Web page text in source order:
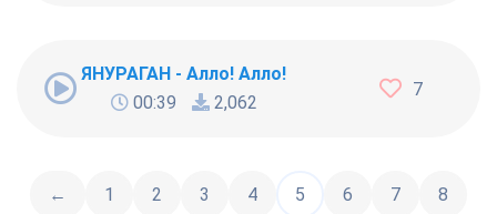
ЯНУРАГАН - Алло! Алло!
00:39
2,062
7
← 1 2 3 4 5 6 7 8